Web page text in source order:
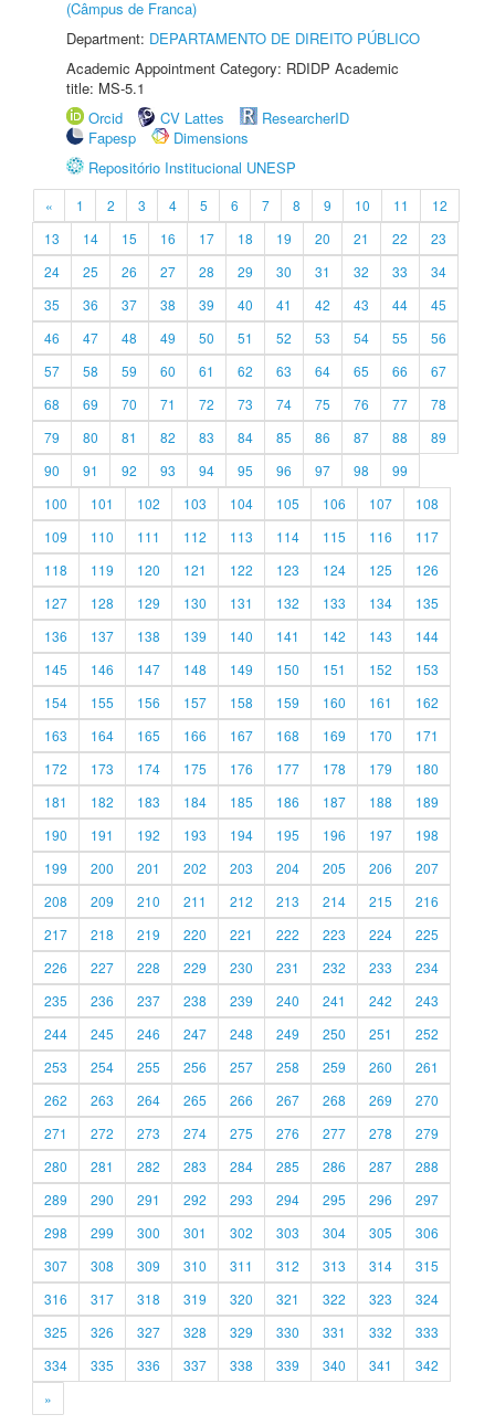
(Câmpus de Franca)
Department: DEPARTAMENTO DE DIREITO PÚBLICO
Academic Appointment Category: RDIDP Academic
title: MS-5.1
Orcid
CV Lattes
ResearcherID
Fapesp
Dimensions
Repositório Institucional UNESP
« 1 2 3 4 5 6 7 8 9 10 11
12
13
14 15 16 17 18 19 20 21 22
23
24
25 26 27 28 29 30 31 32 33
34
35
36 37 38 39 40 41 42 43 44
45
46
47 48 49 50 51 52 53 54 55
56
57
58 59 60 61 62 63 64 65 66
67
68
69 70 71 72 73 74 75 76 77
78
79
80 81 82 83 84 85 86 87 88
89
90
91 92 93 94 95 96 97 98
99
100
101 102 103 104 105 106 107
108
109
110 111 112 113 114 115 116
117
118
119 120 121 122 123 124 125
126
127
128 129 130 131 132 133 134
135
136
137 138 139 140 141 142 143
144
145
146 147 148 149 150 151 152
153
154
155 156 157 158 159 160 161
162
163
164 165 166 167 168 169 170
171
172
173 174 175 176 177 178 179
180
181
182 183 184 185 186 187 188
189
190
191 192 193 194 195 196 197
198
199
200 201 202 203 204 205 206
207
208
209 210 211 212 213 214 215
216
217
218 219 220 221 222 223 224
225
226
227 228 229 230 231 232 233
234
235
236 237 238 239 240 241 242
243
244
245 246 247 248 249 250 251
252
253
254 255 256 257 258 259 260
261
262
263 264 265 266 267 268 269
270
271
272 273 274 275 276 277 278
279
280
281 282 283 284 285 286 287
288
289
290 291 292 293 294 295 296
297
298
299 300 301 302 303 304 305
306
307
308 309 310 311 312 313 314
315
316
317 318 319 320 321 322 323
324
325
326 327 328 329 330 331 332
333
334
335 336 337 338 339 340 341
342
»